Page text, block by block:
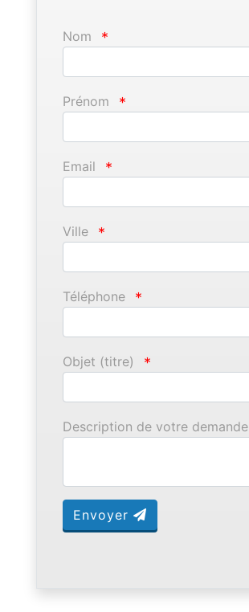
Nom *
Prénom *
Email *
Ville *
Téléphone *
Objet (titre) *
Description de votre demande
Envoyer